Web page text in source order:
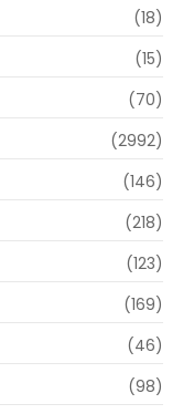
(18)
(15)
(70)
(2992)
(146)
(218)
(123)
(169)
(46)
(98)